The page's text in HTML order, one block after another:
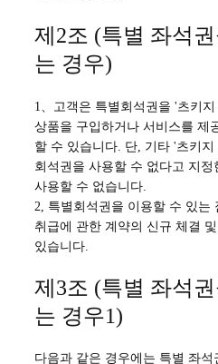
제2조 (특별 좌석
는 경우)
1、고객은 특별회석권을 '츠키
상품을 구입하거나 서비스를 제
할 수 있습니다. 단, 기타 '츠키
회석권을 사용할 수 없다고 지
사용할 수 없습니다.
2, 특별회석권을 이용할 수 있는
취급에 관한 계약의 신규 체결
있습니다.
제3조 (특별 좌석
는 경우1)
다음과 같은 경우에는 특별 좌